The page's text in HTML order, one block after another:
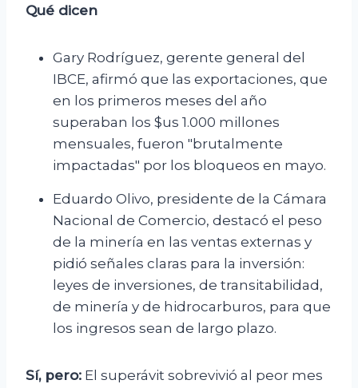
Qué dicen
Gary Rodríguez, gerente general del
IBCE, afirmó que las exportaciones, que
en los primeros meses del año
superaban los $us 1.000 millones
mensuales, fueron "brutalmente
impactadas" por los bloqueos en mayo.
Eduardo Olivo, presidente de la Cámara
Nacional de Comercio, destacó el peso
de la minería en las ventas externas y
pidió señales claras para la inversión:
leyes de inversiones, de transitabilidad,
de minería y de hidrocarburos, para que
los ingresos sean de largo plazo.
Sí, pero: El superávit sobrevivió al peor mes